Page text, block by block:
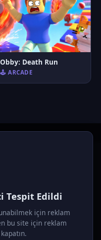
Obby: Death Run
🕹️ ARCADE
Tespit Edildi
için reklam
bu site için reklam
bulmaca, spor ve